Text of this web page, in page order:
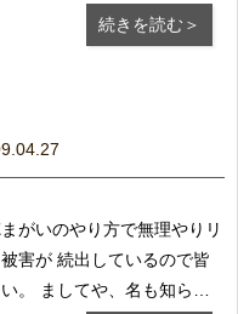
さんいます。 そんな人達
商法です。 これは、富士ハ
続きを読む＞
がいのやり方で無理やりリ
害が 続出しているので皆
。 ましてや、名も知らな